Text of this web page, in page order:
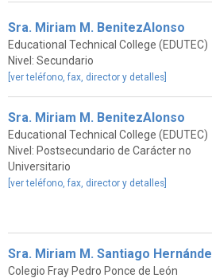
Sra. Miriam M. BenitezAlonso
Educational Technical College (EDUTEC)
Nivel: Secundario
[ver teléfono, fax, director y detalles]
Sra. Miriam M. BenitezAlonso
Educational Technical College (EDUTEC)
Nivel: Postsecundario de Carácter no
Universitario
[ver teléfono, fax, director y detalles]
Sra. Miriam M. Santiago Hernánde
Colegio Fray Pedro Ponce de León